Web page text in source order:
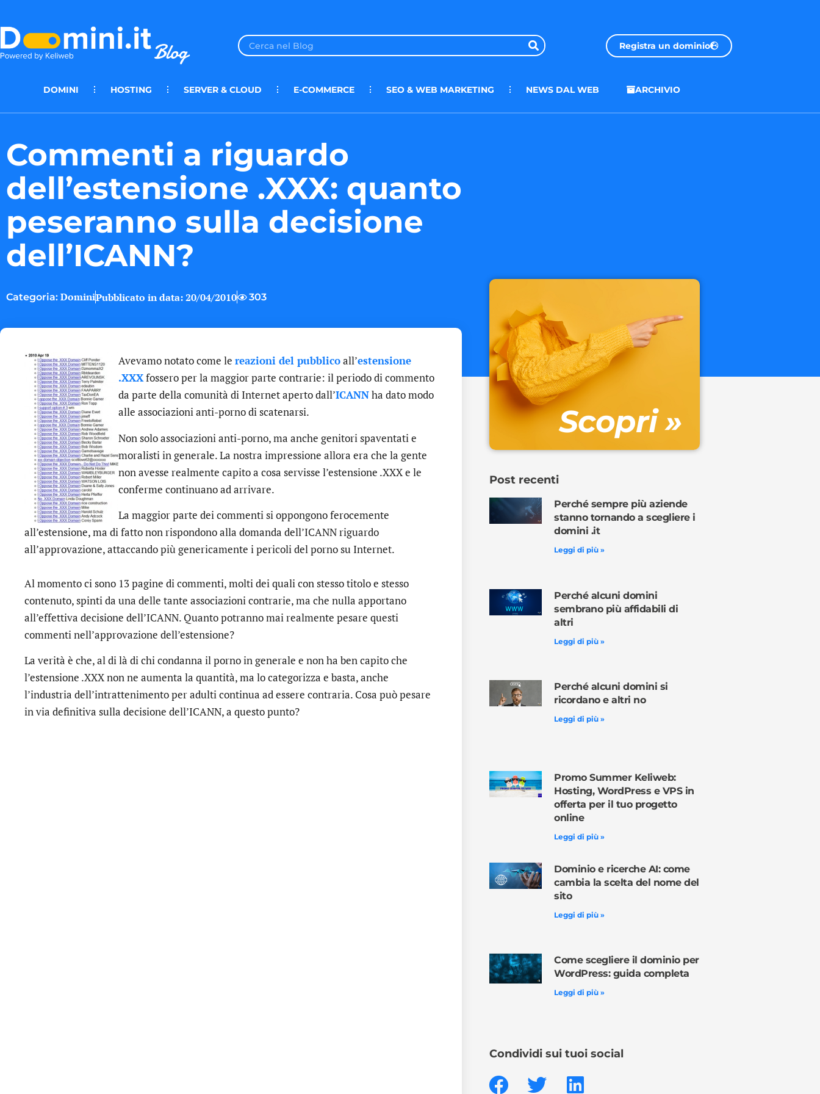
Registra un dominio
DOMINI HOSTING SERVER & CLOUD E-COMMERCE SEO & WEB MARKETING NEWS DAL WEB ARCHIVIO
Commenti a riguardo
dell’estensione .XXX: quanto
peseranno sulla decisione
dell’ICANN?
Categoria: DominiPubblicato in data:20/04/2010 303
Avevamo notato come le reazioni del pubblicoall’estensione
.XXXfossero per la maggior parte contrarie: il periodo di commento
da parte della comunità di Internet aperto dall’ICANNha dato modo
alle associazioni anti-porno di scatenarsi.
Non solo associazioni anti-porno, ma anche genitori spaventati e
moralisti in generale. La nostra impressione allora era che la gente
non avesse realmente capito a cosa servisse l’estensione .XXX e le
conferme continuano ad arrivare.
La maggior parte dei commenti si oppongono ferocemente
all’estensione, ma di fatto non rispondono alla domanda dell’ICANN riguardo
all’approvazione, attaccando più genericamente i pericoli del porno su Internet.
Al momento ci sono 13 pagine di commenti, molti dei quali con stesso titolo e stesso
contenuto, spinti da una delle tante associazioni contrarie, ma che nulla apportano
all’effettiva decisione dell’ICANN. Quanto potranno mai realmente pesare questi
commenti nell’approvazione dell’estensione?
La verità è che, al di là di chi condanna il porno in generale e non ha ben capito che
l’estensione .XXX non ne aumenta la quantità, ma lo categorizza e basta, anche
l’industria dell’intrattenimento per adulti continua ad essere contraria. Cosa può pesare
in via definitiva sulla decisione dell’ICANN, a questo punto?
Scopri »
Post recenti
Perché sempre più aziende
stanno tornando a scegliere i
domini .it
Leggi di più »
Perché alcuni domini
sembrano più affidabili di
altri
Leggi di più »
Perché alcuni domini si
ricordano e altri no
Leggi di più »
Promo Summer Keliweb:
Hosting, WordPress e VPS in
offerta per il tuo progetto
online
Leggi di più »
Dominio e ricerche AI: come
cambia la scelta del nome del
sito
Leggi di più »
Come scegliere il dominio per
WordPress: guida completa
Leggi di più »
Condividi sui tuoi social